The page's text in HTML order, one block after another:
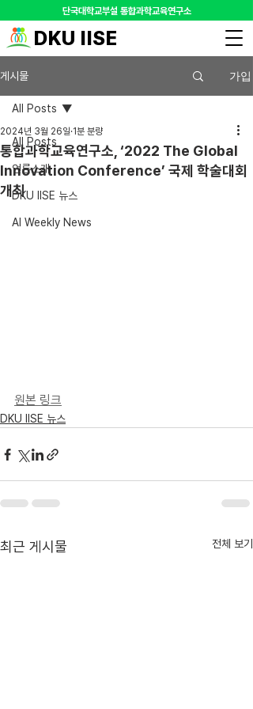
​단국대학교부설 통합과학교육연구소
DKU IISE
게시물 가입
All Posts
언론소개
DKU IISE 뉴스
AI Weekly News
All Posts
통합과학교육연구소, ‘2022 The Global
Innovation Conference’ 국제 학술대회
개최
2024년 3월 26일 1분 분량
원본 링크
DKU IISE 뉴스
최근 게시물 전체 보기